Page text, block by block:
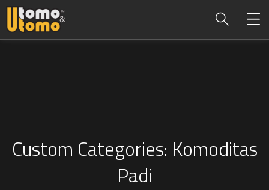
Custom Categories: Komoditas
Padi